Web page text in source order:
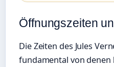
Öffnungszeiten
Die Zeiten des Jules
fundamental von denen